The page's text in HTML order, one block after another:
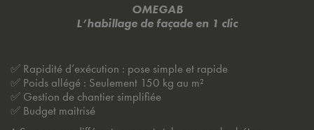
OMEGAB
L’habillage de façade en 1 clic
✅ Rapidité d’exécution : pose simple et rapide
✅ Poids allégé : Seulement 150 kg au m²
✅ Gestion de chantier simplifiée
✅ Budget maitrisé